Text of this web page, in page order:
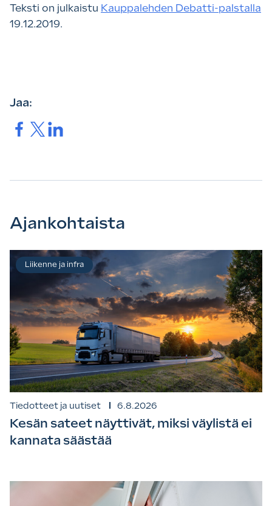
Teksti on julkaistu Kauppalehden Debatti-palstalla
19.12.2019.
Jaa:
Jaa. Jaa.Jaa.
Ajankohtaista
Tiedotteet ja uutiset 6.8.2026
Kesän sateet näyttivät, miksi väylistä ei
kannata säästää
Liikenne ja infra